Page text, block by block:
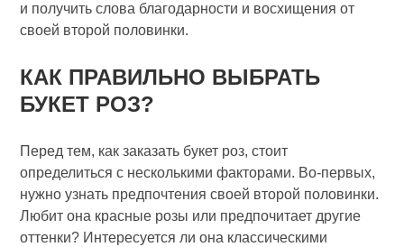
и получить слова благодарности и восхищения от
своей второй половинки.
КАК ПРАВИЛЬНО ВЫБРАТЬ
БУКЕТ РОЗ?
Перед тем, как заказать букет роз, стоит
определиться с несколькими факторами. Во-первых,
нужно узнать предпочтения своей второй половинки.
Любит она красные розы или предпочитает другие
оттенки? Интересуется ли она классическими